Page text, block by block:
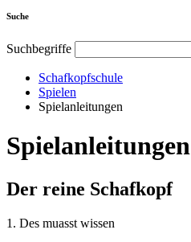
Suche
Suchbegriffe
Schafkopfschule
Spielen
Spielanleitungen
Spielanleitungen
Der reine Schafkopf
1. Des muasst wissen